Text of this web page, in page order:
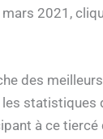
2021,
des
statistiques
à ce tiercé